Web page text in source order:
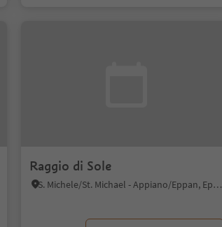
Raggio di Sole
S. Michele/St. Michael - Appiano/Eppan, Eppan an der Weinstaße/Appiano sulla Strada del Vino, Alto Adige Wine Road